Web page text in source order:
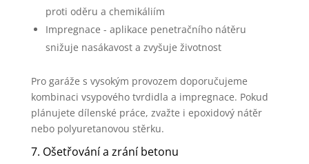
proti oděru a chemikáliím
Impregnace - aplikace penetračního nátěru
snižuje nasákavost a zvyšuje životnost
Pro garáže s vysokým provozem doporučujeme
kombinaci vsypového tvrdidla a impregnace. Pokud
plánujete dílenské práce, zvažte i epoxidový nátěr
nebo polyuretanovou stěrku.
7. Ošetřování a zrání betonu